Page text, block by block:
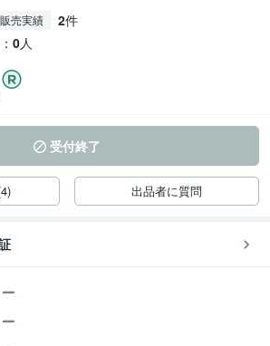
販売実績 2件
0人
受付終了
出品者に質問